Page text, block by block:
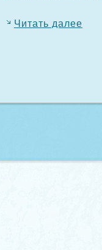
Читать далее